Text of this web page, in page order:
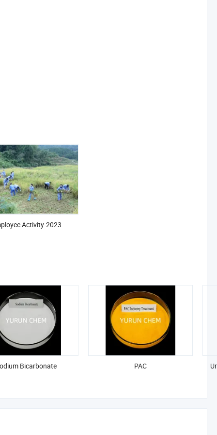
Activity-2023
Bicarbonate PAC